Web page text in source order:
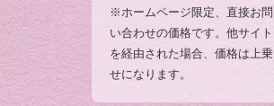
※ホームページ限定、直接お問
い合わせの価格です。他サイト
を経由された場合、価格は上乗
せになります。